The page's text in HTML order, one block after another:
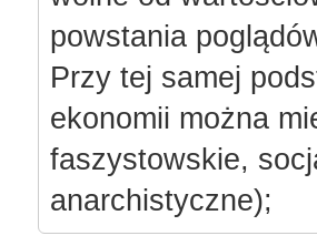
powstania
Przy tej samej
ekonomii można
faszystowskie,
anarchistyczne);